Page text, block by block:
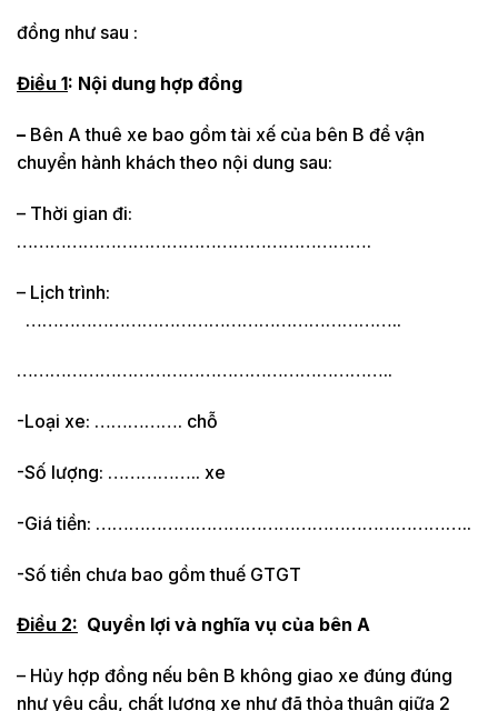
đồng như sau :
Điều 1: Nội dung hợp đồng
– Bên A thuê xe bao gồm tài xế của bên B để vận
chuyển hành khách theo nội dung sau:
– Thời gian đi:
……………………………………………………….
– Lịch trình:
…………………………………………………………..
…………………………………………………………..
-Loại xe: ……………. chỗ
-Số lượng: …………….. xe
-Giá tiền: …………………………………………………………..
-Số tiền chưa bao gồm thuế GTGT
Điều 2: Quyền lợi và nghĩa vụ của bên A
– Hủy hợp đồng nếu bên B không giao xe đúng đúng
như yêu cầu, chất lượng xe như đã thỏa thuận giữa 2